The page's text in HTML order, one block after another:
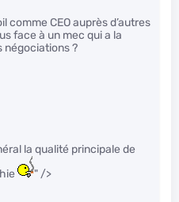
comme CEO auprès d’autres
face à un mec qui a la
négociations ?
la qualité principale de
" />